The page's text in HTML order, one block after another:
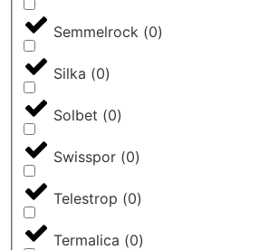
Semmelrock (0)
Silka (0)
Solbet (0)
Swisspor (0)
Telestrop (0)
Termalica (0)